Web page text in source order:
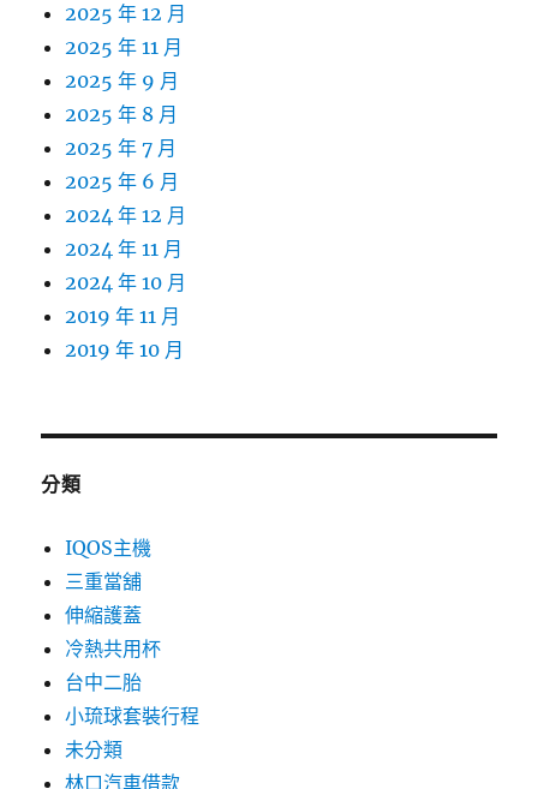
2025 年 12 月
2025 年 11 月
2025 年 9 月
2025 年 8 月
2025 年 7 月
2025 年 6 月
2024 年 12 月
2024 年 11 月
2024 年 10 月
2019 年 11 月
2019 年 10 月
分類
IQOS主機
三重當舖
伸縮護蓋
冷熱共用杯
台中二胎
小琉球套裝行程
未分類
林口汽車借款